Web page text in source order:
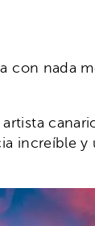
con nada
increíble